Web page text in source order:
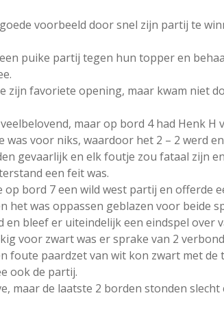
voorbeeld door snel zijn partij te
puike partij tegen hun topper en
zijn favoriete opening, maar kwam niet
maar op bord 4 had Henk
voor niks, waardoor het 2 – 2 werd
gevaarlijk en elk foutje zou fataal zijn
een feit was.
op bord 7 een wild west partij en offerde
het was oppassen geblazen voor beide
en bleef er uiteindelijk een eindspel over
voor zwart was er sprake van 2
foute paardzet van wit kon zwart met de
ook de partij.
maar de laatste 2 borden stonden